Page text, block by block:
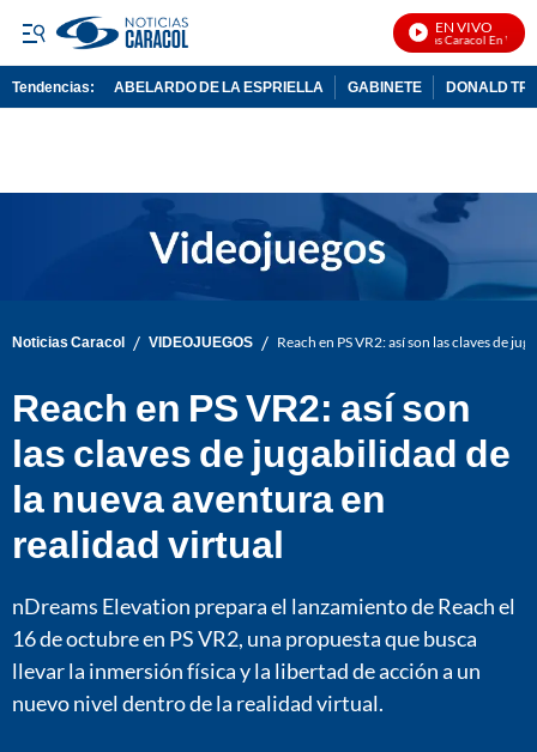
EN VIVO
Noticias Caracol En Vivo
Tendencias: ABELARDO DE LA ESPRIELLA GABINETE DONALD
Noticias Caracol / VIDEOJUEGOS / Reach en PS VR2: así son las claves de
Reach en PS VR2: así son
las claves de jugabilidad de
la nueva aventura en
realidad virtual
nDreams Elevation prepara el lanzamiento de Reach el
16 de octubre en PS VR2, una propuesta que busca
llevar la inmersión física y la libertad de acción a un
nuevo nivel dentro de la realidad virtual.